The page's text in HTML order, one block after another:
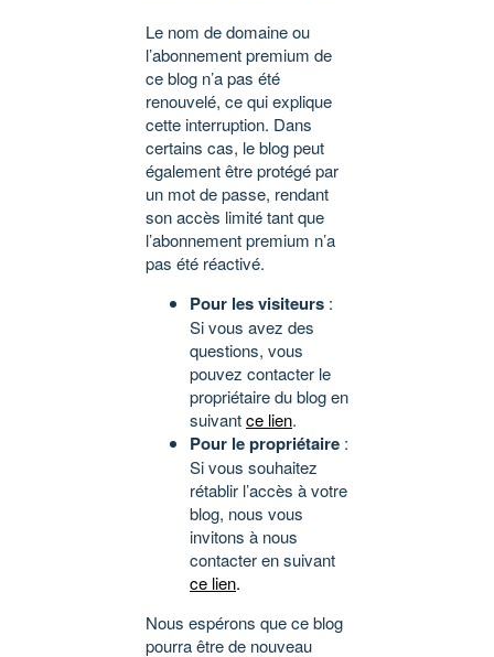
Le nom de domaine ou
l’abonnement premium de
ce blog n’a pas été
renouvelé, ce qui explique
cette interruption. Dans
certains cas, le blog peut
également être protégé par
un mot de passe, rendant
son accès limité tant que
l’abonnement premium n’a
pas été réactivé.
Pour les visiteurs :
Si vous avez des
questions, vous
pouvez contacter le
propriétaire du blog en
suivantce lien.
Pour le propriétaire :
Si vous souhaitez
rétablir l’accès à votre
blog, nous vous
invitons à nous
contacter en suivant
ce lien.
Nous espérons que ce blog
pourra être de nouveau